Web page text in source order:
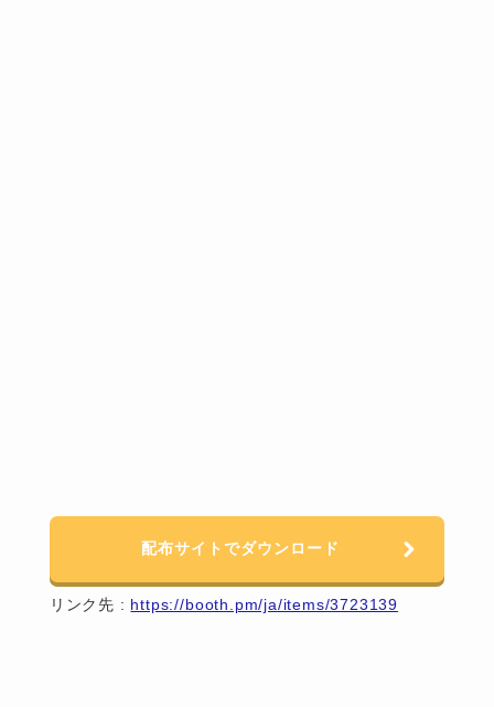
配布サイトでダウンロード
リンク先 : https://booth.pm/ja/items/3723139